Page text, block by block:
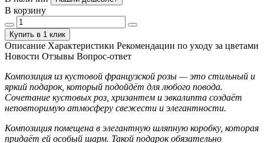
В корзину
Купить в 1 клик
Описание Характеристики Рекомендации по уходу за цветами
Новости Отзывы Вопрос-ответ
Композиция из кустовой французской розы — это стильный и
яркий подарок, который подойдёт для любого повода.
Сочетание кустовых роз, хризантем и эвкалипта создаёт
неповторимую атмосферу свежести и элегантности.
Композиция помещена в элегантную шляпную коробку, которая
придаёт ей особый шарм. Такой подарок обязательно